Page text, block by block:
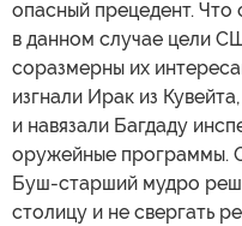
опасный прецедент.
в данном случае цели
соразмерны их
изгнали Ирак из
и навязали Багдаду
оружейные программы.
Буш-старший мудро
столицу и не свергать